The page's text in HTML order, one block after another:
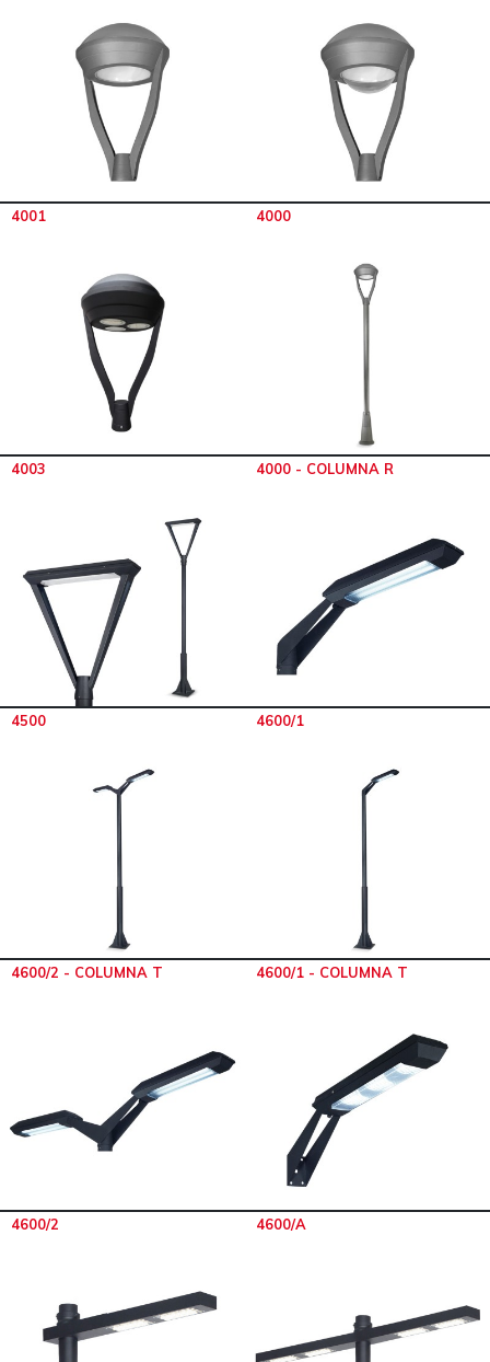
4001 4000
4003 4000 - COLUMNA R
4500 4600/1
4600/2 - COLUMNA T 4600/1 - COLUMNA T
4600/2 4600/A